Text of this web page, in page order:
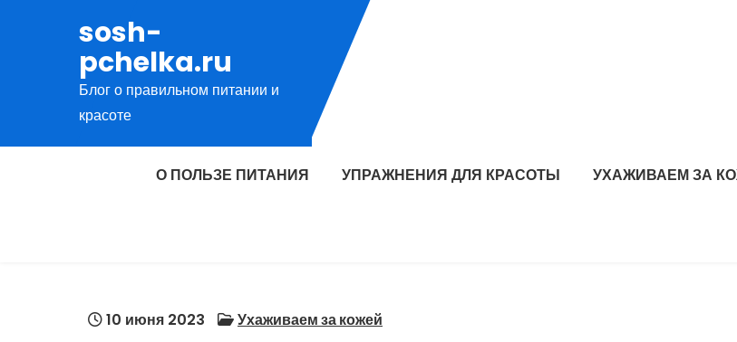
содержимому
sosh-
pchelka.ru
Блог о правильном питании и
красоте
О ПОЛЬЗЕ ПИТАНИЯ УПРАЖНЕНИЯ ДЛЯ КРАСОТЫ УХАЖИВАЕМ ЗА
10 июня 2023 Ухаживаем за кожей